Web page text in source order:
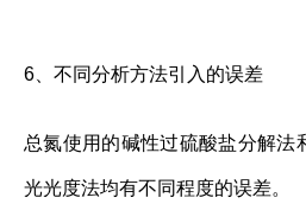
6、不同分析方法引入的误差
总氮使用的碱性过硫酸盐分解法
光光度法均有不同程度的误差。